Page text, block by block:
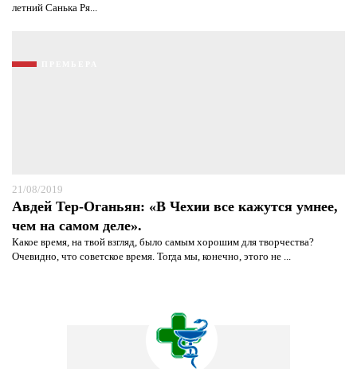
летний Санька Ря...
21/08/2019
Авдей Тер-Оганьян: «В Чехии все кажутся умнее,
чем на самом деле».
Какое время, на твой взгляд, было самым хорошим для творчества?
Очевидно, что советское время. Тогда мы, конечно, этого не ...